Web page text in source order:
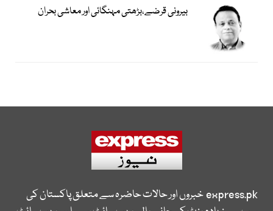
بیرونی قرضے،بڑھتی مہنگائی اور معاشی بحران
express.pkخبروں اور حالات حاضرہ سے متعلق پاکستان کی